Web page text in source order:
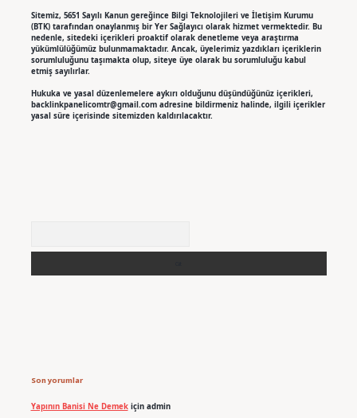
Sitemiz, 5651 Sayılı Kanun gereğince Bilgi Teknolojileri ve İletişim Kurumu
(BTK) tarafından onaylanmış bir Yer Sağlayıcı olarak hizmet vermektedir. Bu
nedenle, sitedeki içerikleri proaktif olarak denetleme veya araştırma
yükümlülüğümüz bulunmamaktadır. Ancak, üyelerimiz yazdıkları içeriklerin
sorumluluğunu taşımakta olup, siteye üye olarak bu sorumluluğu kabul
etmiş sayılırlar.
Hukuka ve yasal düzenlemelere aykırı olduğunu düşündüğünüz içerikleri,
backlinkpanelicomtr@gmail.comadresine bildirmeniz halinde, ilgili içerikler
yasal süre içerisinde sitemizden kaldırılacaktır.
Son yorumlar
Yapının Banisi Ne Demekiçin admin